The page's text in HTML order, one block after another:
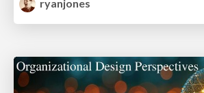
ryanjones